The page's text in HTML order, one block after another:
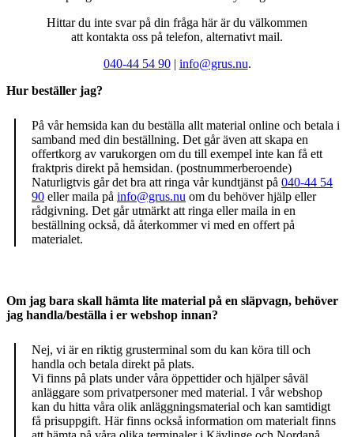
Hittar du inte svar på din fråga här är du välkommen
att kontakta oss på telefon, alternativt mail.
040-44 54 90| info@grus.nu.
Hur beställer jag?
På vår hemsida kan du beställa allt material online och betala i
samband med din beställning. Det går även att skapa en
offertkorg av varukorgen om du till exempel inte kan få ett
fraktpris direkt på hemsidan. (postnummerberoende)
Naturligtvis går det bra att ringa vår kundtjänst på 040-44 54
90 eller maila på info@grus.nu om du behöver hjälp eller
rådgivning. Det går utmärkt att ringa eller maila in en
beställning också, då återkommer vi med en offert på
materialet.
Om jag bara skall hämta lite material på en släpvagn, behöver
jag handla/beställa i er webshop innan?
Nej, vi är en riktig grusterminal som du kan köra till och
handla och betala direkt på plats.
Vi finns på plats under våra öppettider och hjälper såväl
anläggare som privatpersoner med material. I vår webshop
kan du hitta våra olik anläggningsmaterial och kan samtidigt
få prisuppgift. Här finns också information om materialt finns